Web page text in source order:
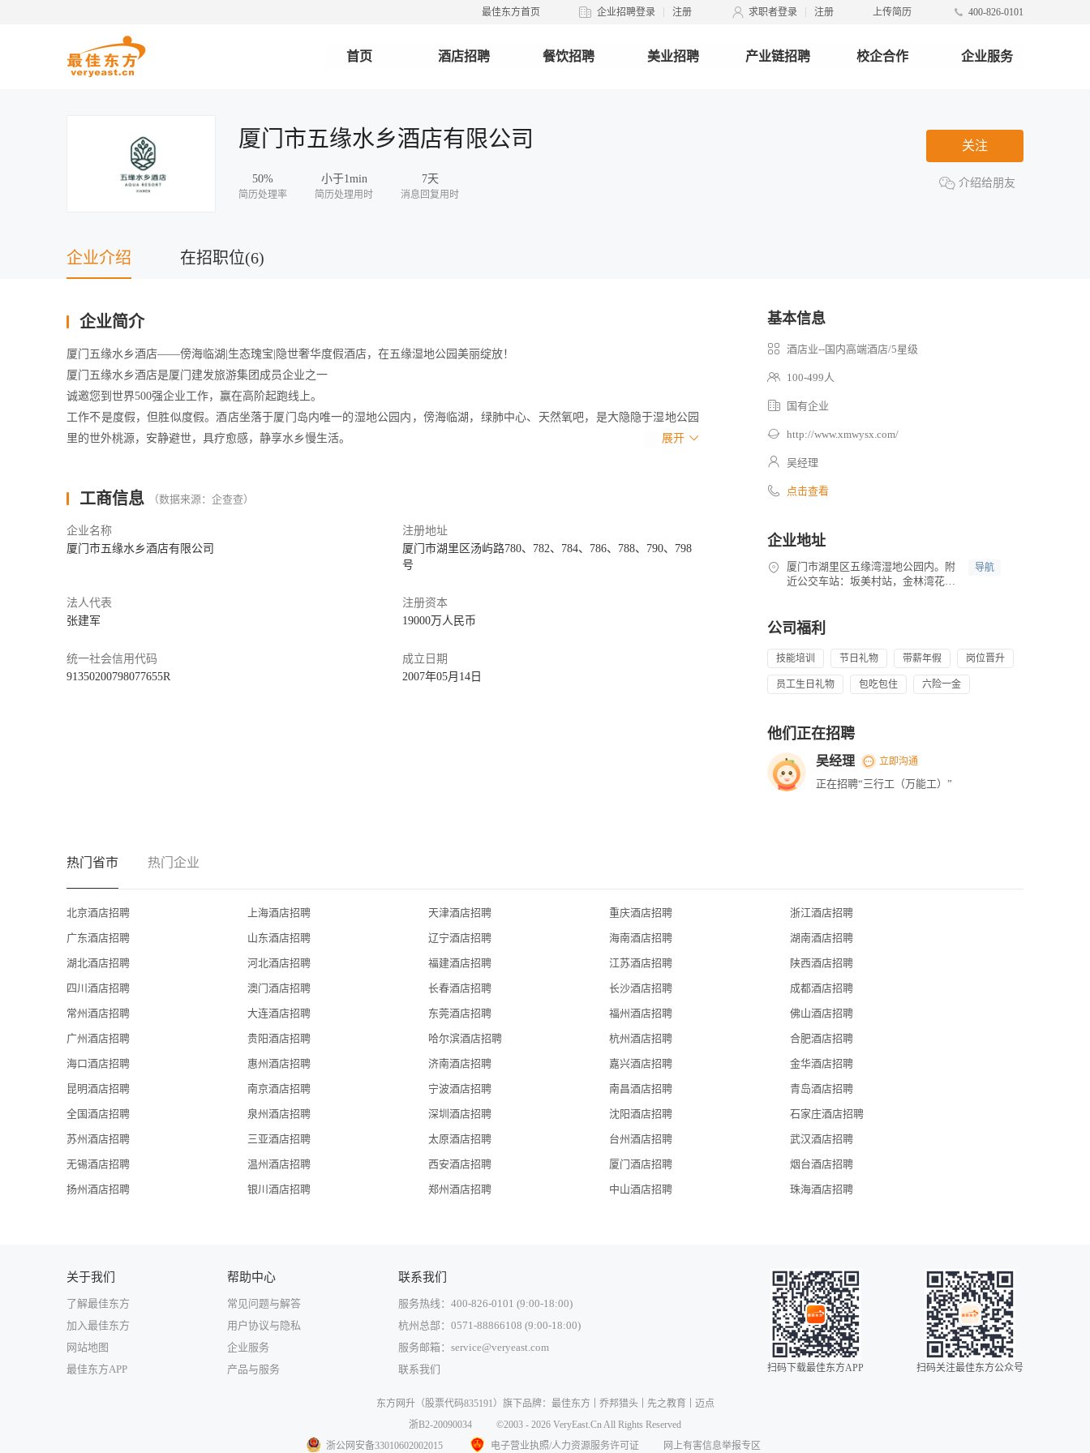
最佳东方首页 企业招聘登录 注册 求职者登录 注册 上传简历 400-826-0101
首页 酒店招聘 餐饮招聘 美业招聘 产业链招聘 校企合作 企业服务
厦门市五缘水乡酒店有限公司
50%
简历处理率
小于1min
简历处理用时
7天
消息回复用时
关注
介绍给朋友
企业介绍 在招职位(6)
企业简介
厦门五缘水乡酒店——傍海临湖|生态瑰宝|隐世奢华度假酒店，在五缘湿地公园美丽绽放！
厦门五缘水乡酒店是厦门建发旅游集团成员企业之一
诚邀您到世界500强企业工作，赢在高阶起跑线上。
工作不是度假，但胜似度假。酒店坐落于厦门岛内唯一的湿地公园内，傍海临湖，绿肺中心、天然氧吧，是大隐隐于湿地公园
里的世外桃源，安静避世，具疗愈感，静享水乡慢生活。
作为2017年金砖国家领导人厦门会晤重要接待酒店之一，你有机会学习高规格的国宾馆服务与精细化管理，专业完善的集团和
酒店培训体系，让你开拓视野、涵养品位、提升职场竞争力、职业履历可圈可点。
厦门五缘水乡酒店， Z美的湿地风景线， “职”等Z好的你！隐世不隐才，大胆秀出来，YYDS！
展开
工商信息 （数据来源：企查查）
企业名称
厦门市五缘水乡酒店有限公司
注册地址
厦门市湖里区汤屿路780、782、784、786、788、790、798
号
法人代表
张建军
注册资本
19000万人民币
统一社会信用代码
91350200798077655R
成立日期
2007年05月14日
基本信息
酒店业--国内高端酒店/5星级
100-499人
国有企业
http://www.xmwysx.com/
吴经理
点击查看
企业地址
厦门市湖里区五缘湾湿地公园内。附
近公交车站：坂美村站，金林湾花园
641、49均可抵达
导航
公司福利
技能培训 节日礼物 带薪年假 岗位晋升
员工生日礼物 包吃包住 六险一金
他们正在招聘
吴经理 立即沟通
正在招聘“三行工（万能工）”
热门省市 热门企业
北京酒店招聘 上海酒店招聘 天津酒店招聘 重庆酒店招聘 浙江酒店招聘
广东酒店招聘 山东酒店招聘 辽宁酒店招聘 海南酒店招聘 湖南酒店招聘
湖北酒店招聘 河北酒店招聘 福建酒店招聘 江苏酒店招聘 陕西酒店招聘
四川酒店招聘 澳门酒店招聘 长春酒店招聘 长沙酒店招聘 成都酒店招聘
常州酒店招聘 大连酒店招聘 东莞酒店招聘 福州酒店招聘 佛山酒店招聘
广州酒店招聘 贵阳酒店招聘 哈尔滨酒店招聘 杭州酒店招聘 合肥酒店招聘
海口酒店招聘 惠州酒店招聘 济南酒店招聘 嘉兴酒店招聘 金华酒店招聘
昆明酒店招聘 南京酒店招聘 宁波酒店招聘 南昌酒店招聘 青岛酒店招聘
全国酒店招聘 泉州酒店招聘 深圳酒店招聘 沈阳酒店招聘 石家庄酒店招聘
苏州酒店招聘 三亚酒店招聘 太原酒店招聘 台州酒店招聘 武汉酒店招聘
无锡酒店招聘 温州酒店招聘 西安酒店招聘 厦门酒店招聘 烟台酒店招聘
扬州酒店招聘 银川酒店招聘 郑州酒店招聘 中山酒店招聘 珠海酒店招聘
关于我们
了解最佳东方
加入最佳东方
网站地图
最佳东方APP
帮助中心
常见问题与解答
用户协议与隐私
企业服务
产品与服务
联系我们
服务热线：400-826-0101 (9:00-18:00)
杭州总部：0571-88866108 (9:00-18:00)
服务邮箱：service@veryeast.com
联系我们
扫码下载最佳东方APP 扫码关注最佳东方公众号
东方网升（股票代码835191）旗下品牌： 最佳东方 乔邦猎头 先之教育
迈点
浙B2-20090034
©2003 - 2026 VeryEast.Cn All Rights Reserved
浙公网安备33010602002015
电子营业执照/人力资源服务许可证 网上有害信息举报专区
中国大陆
中国香港
中国澳门
00853